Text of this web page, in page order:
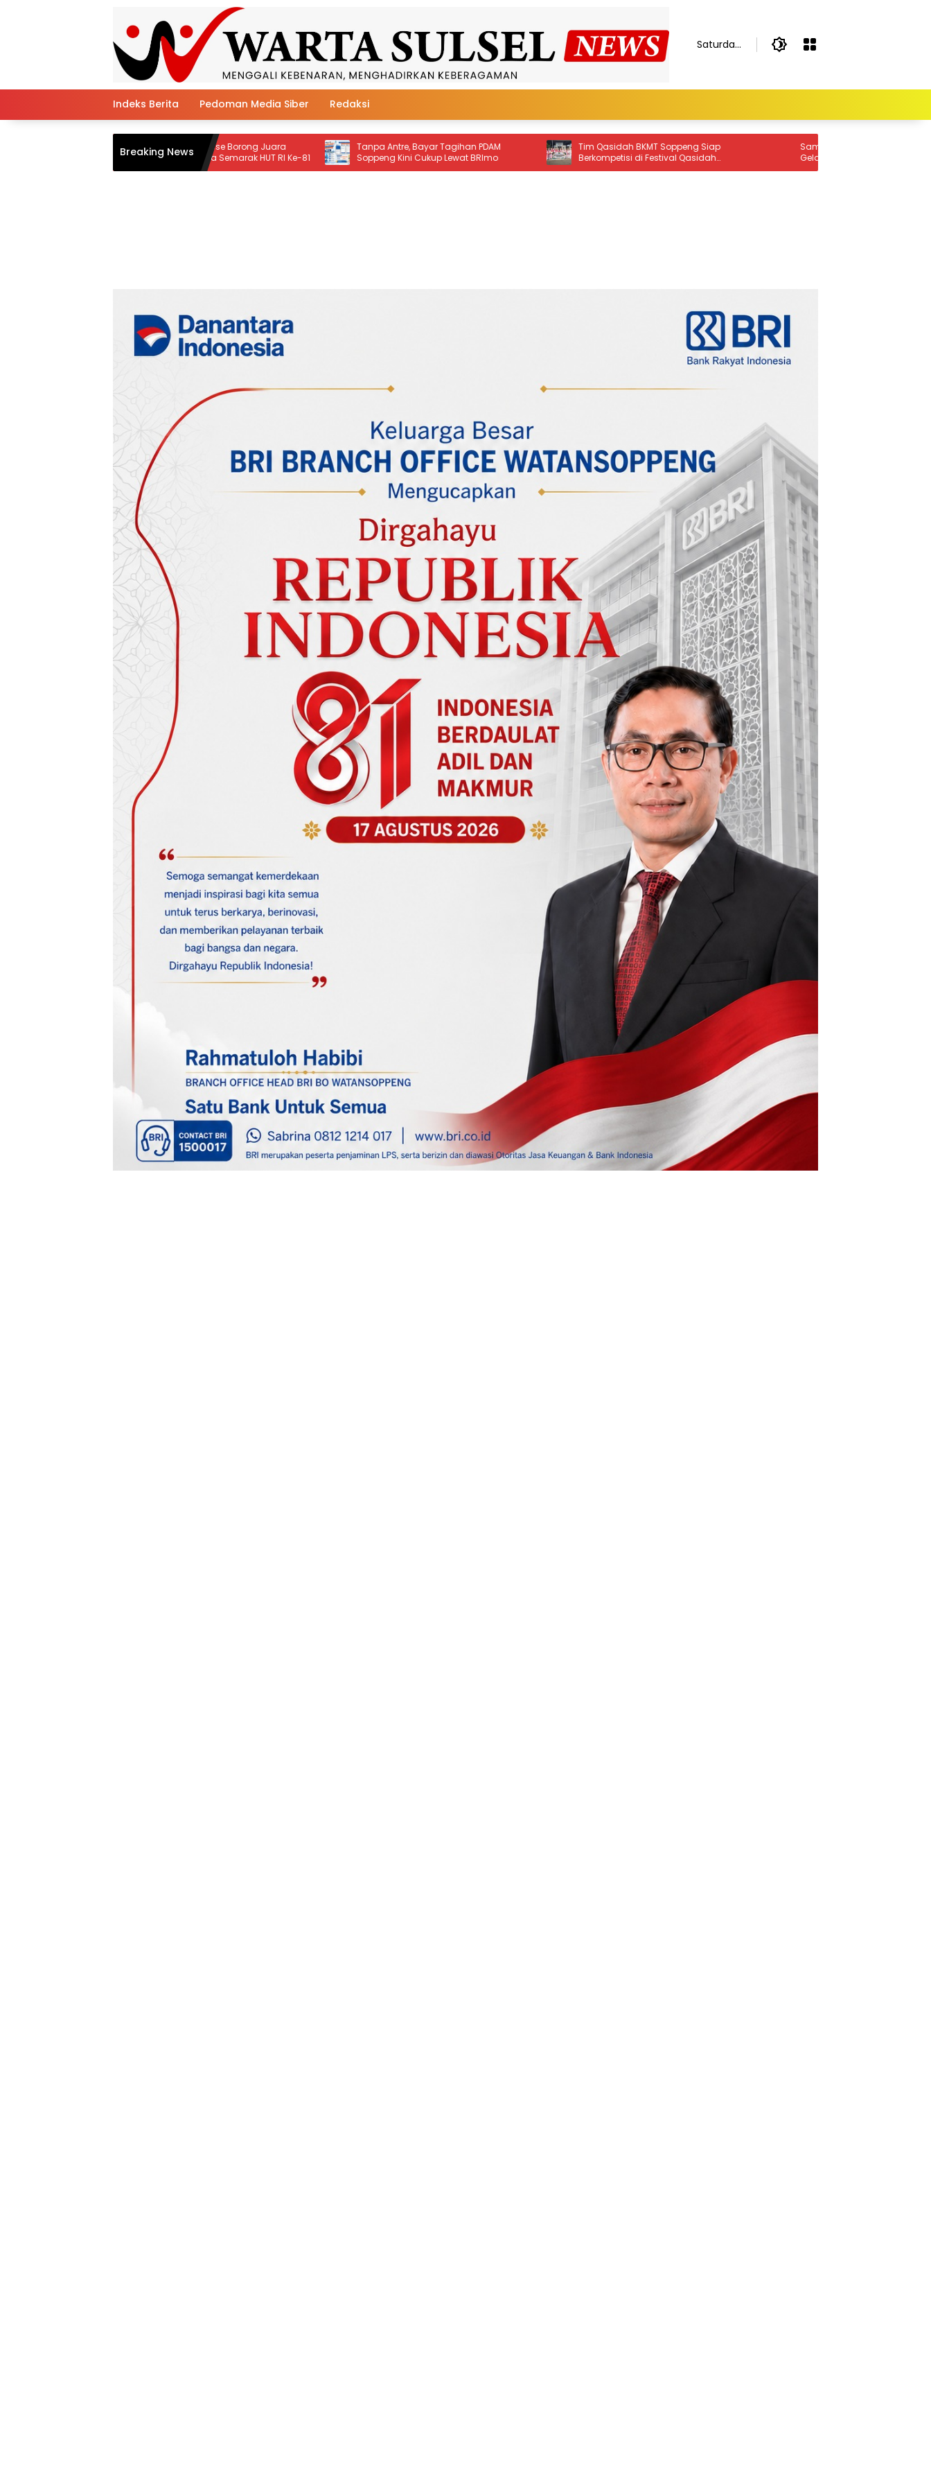
Saturday,
Indeks Berita Pedoman Media Siber Redaksi
Breaking News
MI Darunnaiem Pesse Borong Juara
Keagamaan pada Semarak HUT RI Ke-81
Tanpa Antre, Bayar Tagihan PDAM
Soppeng Kini Cukup Lewat BRImo
Tim Qasidah BKMT Soppeng Siap
Berkompetisi di Festival Qasidah
Nasional 2026
Sambut HUT Ke-81 RI, Kemenag Soppeng
Gelar GEBER Rumah Ibadah